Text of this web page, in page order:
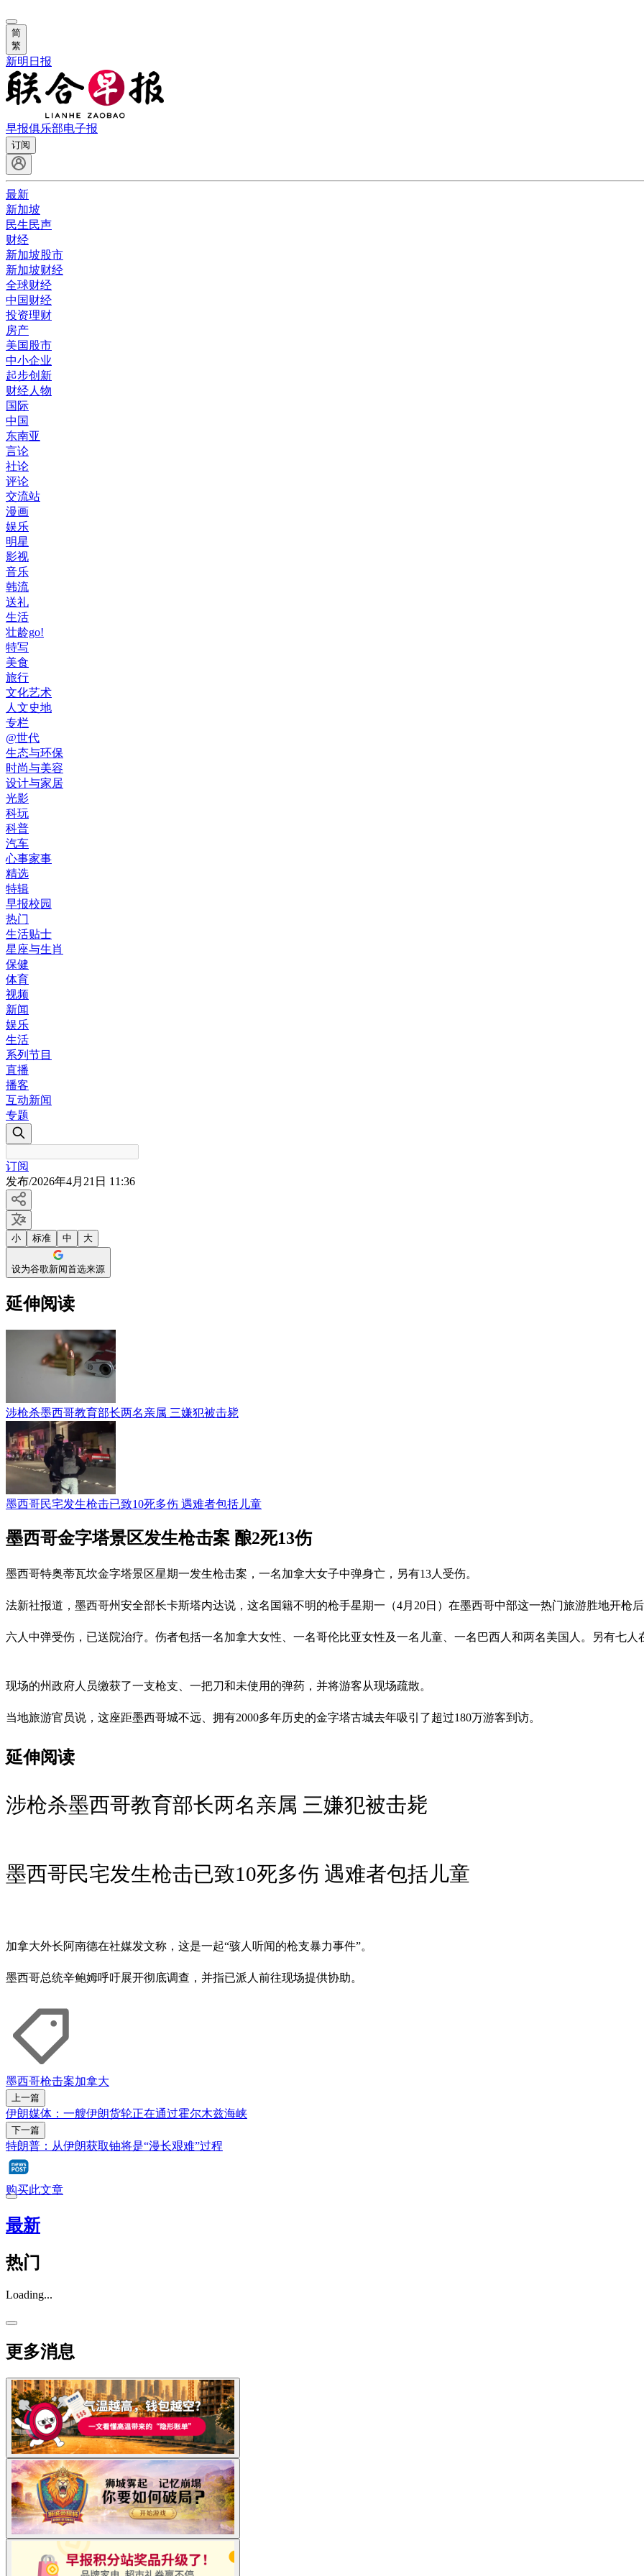
简
繁
新明日报
早报俱乐部电子报
订阅
最新
新加坡
民生民声
财经
新加坡股市
新加坡财经
全球财经
中国财经
投资理财
房产
美国股市
中小企业
起步创新
财经人物
国际
中国
东南亚
言论
社论
评论
交流站
漫画
娱乐
明星
影视
音乐
韩流
送礼
生活
壮龄go!
特写
美食
旅行
文化艺术
人文史地
专栏
@世代
生态与环保
时尚与美容
设计与家居
光影
科玩
科普
汽车
心事家事
精选
特辑
早报校园
热门
生活贴士
星座与生肖
保健
体育
视频
新闻
娱乐
生活
系列节目
直播
播客
互动新闻
专题
订阅
发布/2026年4月21日 11:36
小 标准 中 大
设为谷歌新闻首选来源
延伸阅读
涉枪杀墨西哥教育部长两名亲属 三嫌犯被击毙
墨西哥民宅发生枪击已致10死多伤 遇难者包括儿童
墨西哥金字塔景区发生枪击案 酿2死13伤
墨西哥特奥蒂瓦坎金字塔景区星期一发生枪击案，一名加拿大女子中弹身亡，另有13人受伤。
法新社报道，墨西哥州安全部长卡斯塔内达说，这名国籍不明的枪手星期一（4月20日）在墨西哥中部这一热门旅游胜地开枪后
六人中弹受伤，已送院治疗。伤者包括一名加拿大女性、一名哥伦比亚女性及一名儿童、一名巴西人和两名美国人。另有七人
现场的州政府人员缴获了一支枪支、一把刀和未使用的弹药，并将游客从现场疏散。
当地旅游官员说，这座距墨西哥城不远、拥有2000多年历史的金字塔古城去年吸引了超过180万游客到访。
延伸阅读
涉枪杀墨西哥教育部长两名亲属 三嫌犯被击毙
墨西哥民宅发生枪击已致10死多伤 遇难者包括儿童
加拿大外长阿南德在社媒发文称，这是一起“骇人听闻的枪支暴力事件”。
墨西哥总统辛鲍姆呼吁展开彻底调查，并指已派人前往现场提供协助。
墨西哥枪击案加拿大
上一篇
伊朗媒体：一艘伊朗货轮正在通过霍尔木兹海峡
下一篇
特朗普：从伊朗获取铀将是“漫长艰难”过程
购买此文章
最新
热门
Loading...
更多消息